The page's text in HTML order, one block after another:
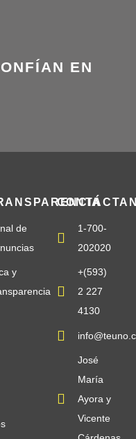
EN
de
y
1-700-
202020
+(593)
2 227
4130
José
María
Ayora y
Vicente